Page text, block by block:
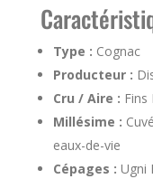
Type : Cognac
Producteur :
Cru / Aire : Fins
Millésime :
eaux-de-vie
Cépages : Ugni